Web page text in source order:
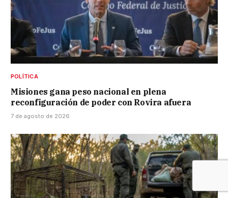
POLÍTICA
Misiones gana peso nacional en plena
reconfiguración de poder con Rovira afuera
7 de agosto de 2026